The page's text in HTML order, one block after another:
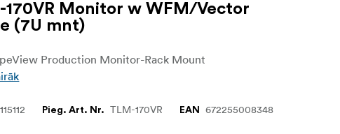
170VR Monitor w WFM/Vector
(7U mnt)
Production Monitor-Rack Mount
115112 Pieg. Art. Nr. TLM-170VR EAN 672255008348